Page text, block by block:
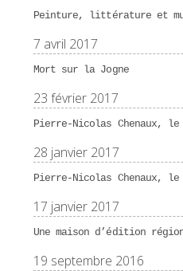
Peinture, littérature et
7 avril 2017
Mort sur la Jogne
23 février 2017
Pierre-Nicolas Chenaux,
28 janvier 2017
Pierre-Nicolas Chenaux,
17 janvier 2017
Une maison d’édition
19 septembre 2016